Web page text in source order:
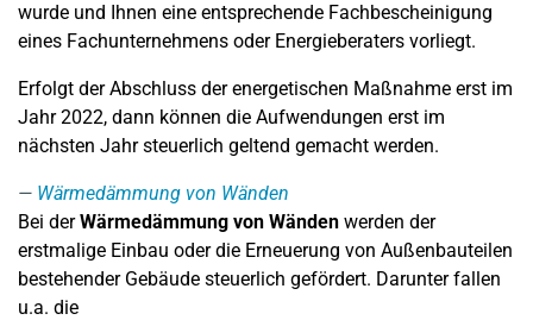
wurde und Ihnen eine entsprechende Fachbescheinigung
eines Fachunternehmens oder Energieberaters vorliegt.
Erfolgt der Abschluss der energetischen Maßnahme erst im
Jahr 2022, dann können die Aufwendungen erst im
nächsten Jahr steuerlich geltend gemacht werden.
Wärmedämmung von Wänden
Bei derWärmedämmung von Wänden werden der
erstmalige Einbau oder die Erneuerung von Außenbauteilen
bestehender Gebäude steuerlich gefördert. Darunter fallen
u.a. die